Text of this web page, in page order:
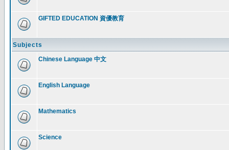
GIFTED EDUCATION 資優教育
Subjects
Chinese Language 中文
English Language
Mathematics
Science